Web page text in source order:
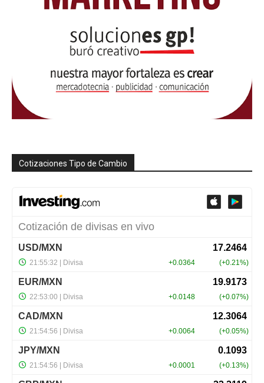
Cotizaciones Tipo de Cambio